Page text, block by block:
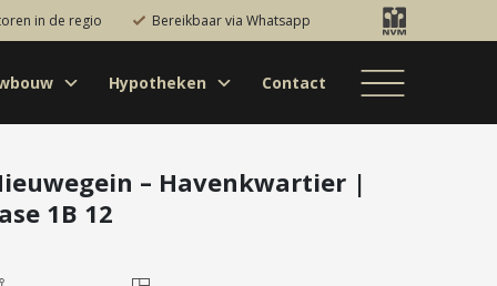
Projectontwikkelaars
in de regio Bereikbaar via Whatsapp
Bestaande bouw
Nieuwbouw
Bedrijfsaanbod
Internationaal
Nieuwbouw
Hypotheken
oversluiten
Starterslening
Contact
– Havenkwartier |
1B 12